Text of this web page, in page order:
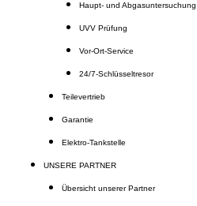
Haupt- und Abgasuntersuchung
UVV Prüfung
Vor-Ort-Service
24/7-Schlüsseltresor
Teilevertrieb
Garantie
Elektro-Tankstelle
UNSERE PARTNER
Übersicht unserer Partner